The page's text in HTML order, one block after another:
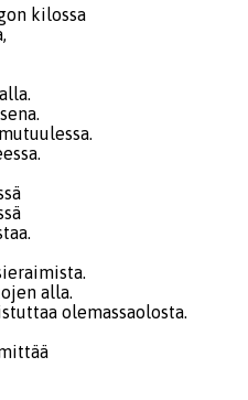
kilossa
alla.
olemassaolosta.